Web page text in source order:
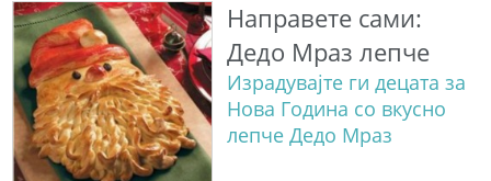
Направете сами:
Дедо Мраз лепче
Израдувајте ги децата за
Нова Година со вкусно
лепче Дедо Мраз